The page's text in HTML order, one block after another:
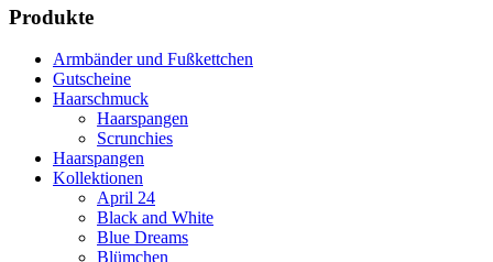
Produkte
Armbänder und Fußkettchen
Gutscheine
Haarschmuck
Haarspangen
Scrunchies
Haarspangen
Kollektionen
April 24
Black and White
Blue Dreams
Blümchen